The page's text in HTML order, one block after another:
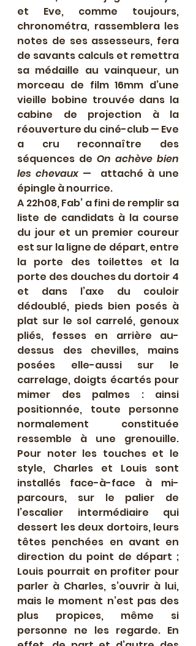
et Eve, comme toujours,
chronométra, rassemblera les
notes de ses assesseurs, fera
de savants calculs et remettra
sa médaille au vainqueur, un
morceau de film 16mm d’une
vieille bobine trouvée dans la
cabine de projection à la
réouverture du ciné-club — Eve
a cru reconnaître des
séquences de On achève bien
les chevaux —  attaché à une
épingle à nourrice.
A 22h08, Fab’ a fini de remplir sa
liste de candidats à la course
du jour et un premier coureur
est sur la ligne de départ, entre
la porte des toilettes et la
porte des douches du dortoir 4
et dans l’axe du couloir
dédoublé, pieds bien posés à
plat sur le sol carrelé, genoux
pliés, fesses en arrière au-
dessus des chevilles, mains
posées elle-aussi sur le
carrelage, doigts écartés pour
mimer des palmes : ainsi
positionnée, toute personne
normalement constituée
ressemble à une grenouille.
Pour noter les touches et le
style, Charles et Louis sont
installés face-à-face à mi-
parcours, sur le palier de
l’escalier intermédiaire qui
dessert les deux dortoirs, leurs
têtes penchées en avant en
direction du point de départ ;
Louis pourrait en profiter pour
parler à Charles, s’ouvrir à lui,
mais le moment n’est pas des
plus propices, même si
personne ne les regarde. En